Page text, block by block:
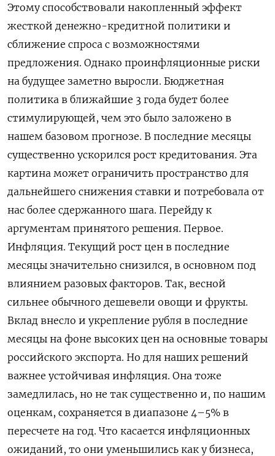
Этому способствовали накопленный эффект
жесткой денежно-кредитной политики и
сближение спроса с возможностями
предложения. Однако проинфляционные риски
на будущее заметно выросли. Бюджетная
политика в ближайшие 3 года будет более
стимулирующей, чем это ‌было заложено в
нашем базовом прогнозе. В последние месяцы
существенно ускорился рост кредитования. Эта
картина может ограничить пространство для
дальнейшего снижения ставки и потребовала от
нас более сдержанного шага. Перейду к
аргументам принятого решения. Первое.
Инфляция. Текущий рост цен в последние
месяцы значительно снизился, в основном под
влиянием разовых факторов. Так, весной
сильнее обычного дешевели овощи и фрукты.
Вклад внесло и укрепление рубля в последние
месяцы на фоне высоких цен на основные товары
российского экспорта. Но для наших решений
важнее устойчивая инфляция. Она тоже
замедлилась, но не так существенно и, по нашим
оценкам, сохраняется в диапазоне 4–5% в
пересчете на год. Что касается инфляционных
ожиданий, то они уменьшились как у бизнеса,